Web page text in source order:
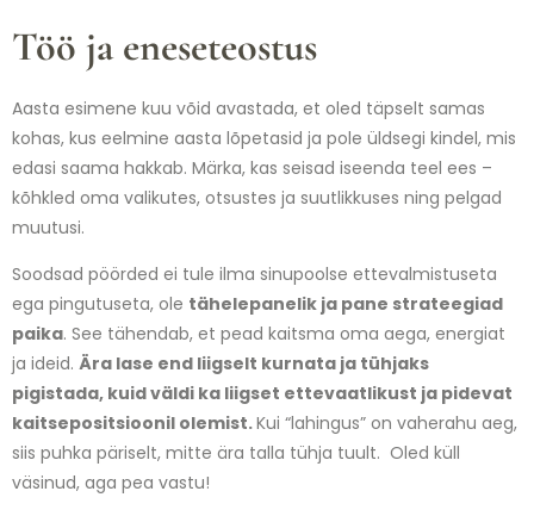
Töö ja eneseteostus
Aasta esimene kuu võid avastada, et oled täpselt samas
kohas, kus eelmine aasta lõpetasid ja pole üldsegi kindel, mis
edasi saama hakkab. Märka, kas seisad iseenda teel ees –
kõhkled oma valikutes, otsustes ja suutlikkuses ning pelgad
muutusi.
Soodsad pöörded ei tule ilma sinupoolse ettevalmistuseta
ega pingutuseta, ole tähelepanelik ja pane strateegiad
paika. See tähendab, et pead kaitsma oma aega, energiat
ja ideid. Ära lase end liigselt kurnata ja tühjaks
pigistada, kuid väldi ka liigset ettevaatlikust ja pidevat
kaitsepositsioonil olemist.Kui “lahingus” on vaherahu aeg,
siis puhka päriselt, mitte ära talla tühja tuult. Oled küll
väsinud, aga pea vastu!